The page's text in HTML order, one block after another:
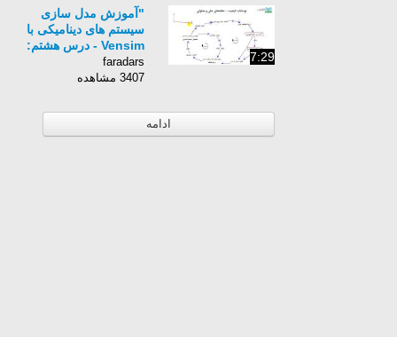
7:29
"آموزش مدل سازی
سیستم های دینامیکی با
Vensim - درس هشتم:
معرفی نرم افزار
Vensim (پ)"
faradars
3407 مشاهده
ادامه